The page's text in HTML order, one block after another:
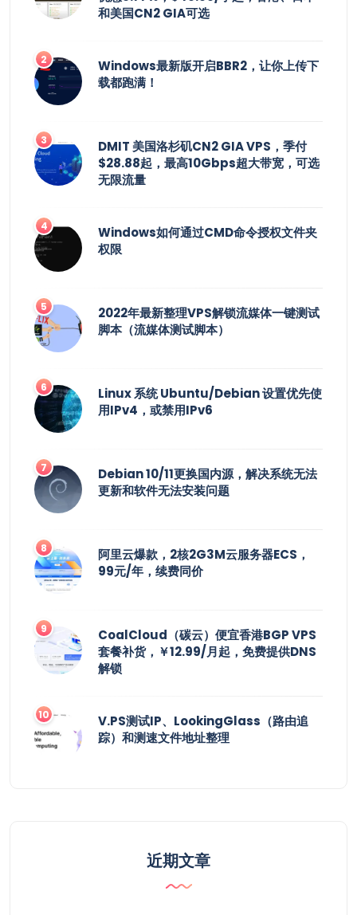
和美国CN2 GIA可选
Windows最新版开启BBR2，让你上传下
载都跑满！
DMIT 美国洛杉矶CN2 GIA VPS，季付
$28.88起，最高10Gbps超大带宽，可选
无限流量
Windows如何通过CMD命令授权文件夹
权限
2022年最新整理VPS解锁流媒体一键测试
脚本（流媒体测试脚本）
Linux 系统 Ubuntu/Debian 设置优先使
用IPv4，或禁用IPv6
Debian 10/11更换国内源，解决系统无法
更新和软件无法安装问题
阿里云爆款，2核2G3M云服务器ECS，
99元/年，续费同价
CoalCloud（碳云）便宜香港BGP VPS
套餐补货，￥12.99/月起，免费提供DNS
解锁
V.PS测试IP、LookingGlass（路由追
踪）和测速文件地址整理
近期文章